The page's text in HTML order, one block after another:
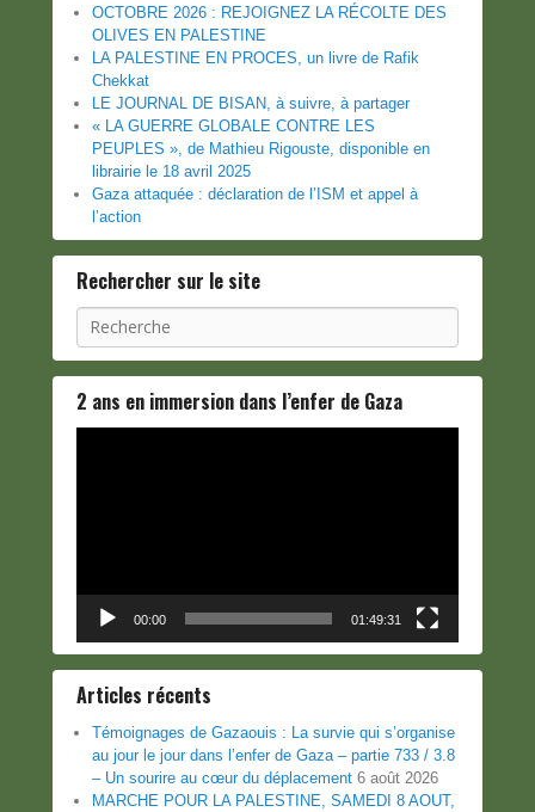
OCTOBRE 2026 : REJOIGNEZ LA RÉCOLTE DES
OLIVES EN PALESTINE
LA PALESTINE EN PROCES, un livre de Rafik
Chekkat
LE JOURNAL DE BISAN, à suivre, à partager
« LA GUERRE GLOBALE CONTRE LES
PEUPLES », de Mathieu Rigouste, disponible en
librairie le 18 avril 2025
Gaza attaquée : déclaration de l’ISM et appel à
l’action
Rechercher sur le site
Recherche
2 ans en immersion dans l’enfer de Gaza
00:00 01:49:31
Articles récents
Témoignages de Gazaouis : La survie qui s’organise
au jour le jour dans l’enfer de Gaza – partie 733 / 3.8
– Un sourire au cœur du déplacement 6 août 2026
MARCHE POUR LA PALESTINE, SAMEDI 8 AOUT,